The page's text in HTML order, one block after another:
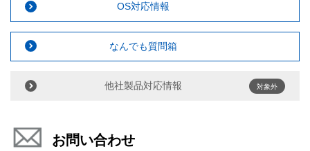
OS対応情報
なんでも質問箱
他社製品対応情報 対象外
お問い合わせ